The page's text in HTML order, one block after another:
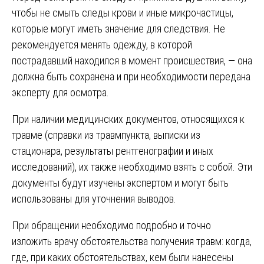
чтобы не смыть следы крови и иные микрочастицы,
которые могут иметь значение для следствия. Не
рекомендуется менять одежду, в которой
пострадавший находился в момент происшествия, — она
должна быть сохранена и при необходимости передана
эксперту для осмотра.
При наличии медицинских документов, относящихся к
травме (справки из травмпункта, выписки из
стационара, результаты рентгенографии и иных
исследований), их также необходимо взять с собой. Эти
документы будут изучены экспертом и могут быть
использованы для уточнения выводов.
При обращении необходимо подробно и точно
изложить врачу обстоятельства получения травм: когда,
где, при каких обстоятельствах, кем были нанесены